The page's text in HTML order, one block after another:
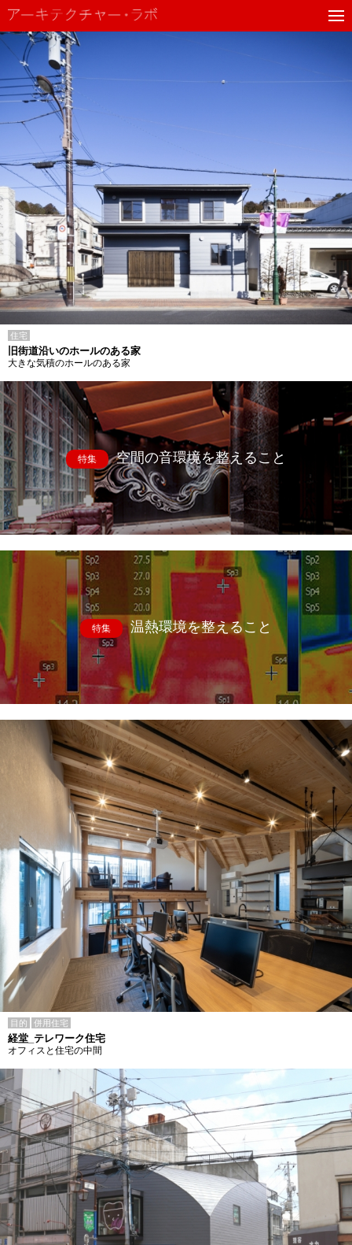
住宅
旧街道沿いのホールのある家
大きな気積のホールのある家
特集 空間の音環境を整えること
特集 温熱環境を整えること
目的 併用住宅
経堂_テレワーク住宅
オフィスと住宅の中間